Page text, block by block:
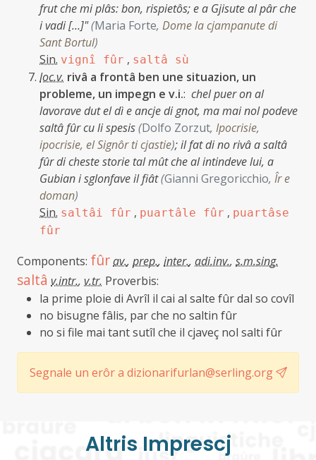
frut che mi plâs: bon, rispietôs; e a Gjisute al pâr che
i vadi […]"(Maria Forte, Dome la cjampanute di
Sant Bortul)
Sin. vignî fûr , saltâ sù
loc.v. rivâ a frontâ ben une situazion, un
probleme, un impegn e v.i.: chel puer on al
lavorave dut el dì e ancje di gnot, ma mai nol podeve
saltâ fûr cu li spesis(Dolfo Zorzut, Ipocrisie,
ipocrisie, el Signôr ti cjastie);il fat di no rivâ a saltâ
fûr di cheste storie tal mût che al intindeve lui, a
Gubian i sglonfave il fiât(Gianni Gregoricchio, Îr e
doman)
Sin. saltâi fûr , puartâle fûr , puartâse
fûr
Components: fûrav., prep., inter., adi.inv., s.m.sing.
saltâ v.intr., v.tr. Proverbis:
la prime ploie di Avrîl il cai al salte fûr dal so covîl
no bisugne fâlis, par che no saltin fûr
no si file mai tant sutîl che il cjaveç nol salti fûr
Segnale un erôr a dizionarifurlan@serling.org
Altris Imprescj